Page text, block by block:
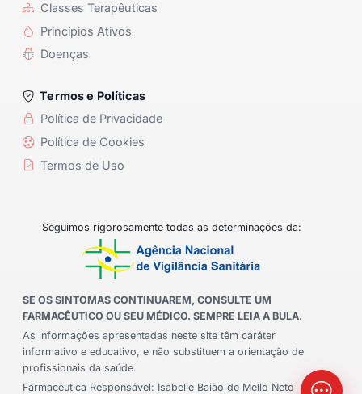
Classes Terapêuticas
Princípios Ativos
Doenças
Termos e Políticas
Política de Privacidade
Política de Cookies
Termos de Uso
Seguimos rigorosamente todas as determinações da:
SE OS SINTOMAS CONTINUAREM, CONSULTE UM
FARMACÊUTICO OU SEU MÉDICO. SEMPRE LEIA A BULA.
As informações apresentadas neste site têm caráter
informativo e educativo, e não substituem a orientação de
profissionais da saúde.
Farmacêutica Responsável: Isabelle Baião de Mello Neto